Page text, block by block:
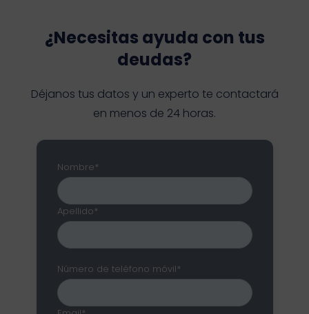
¿Necesitas ayuda con tus
deudas?
Déjanos tus datos y un experto te contactará
en menos de 24 horas.
Nombre*
Apellido*
Número de teléfono móvil*